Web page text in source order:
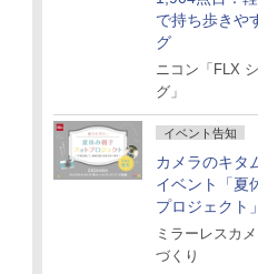
で持ち歩きや
グ
ニコン「FLX
グ」
イベント告知
カメラのキタ
イベント「夏
プロジェクト
ミラーレスカ
づくり